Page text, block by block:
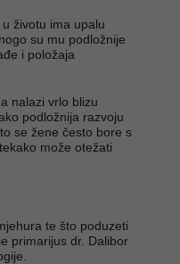
životu ima upalu
su mu podložnije
i položaja
nalazi vrlo blizu
podložnija razvoju
se žene često bore s
može otežati
te što poduzeti
primarijus dr. Dalibor